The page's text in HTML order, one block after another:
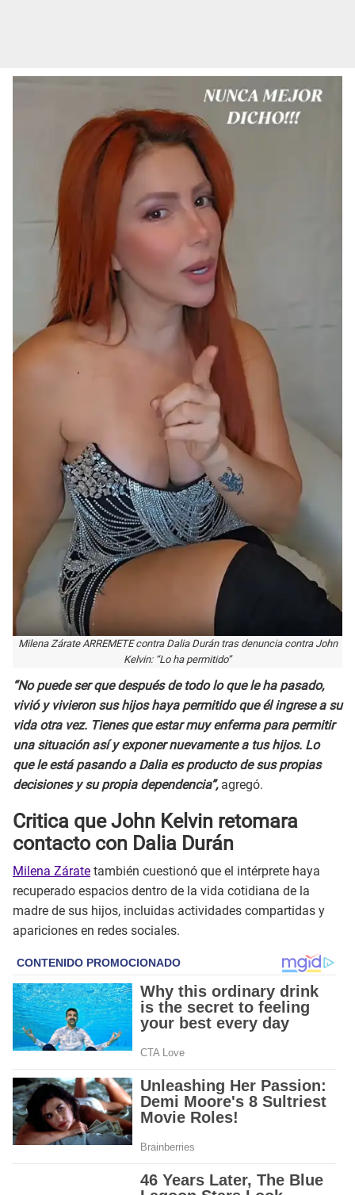
Milena Zárate ARREMETE contra Dalia Durán tras denuncia contra John
Kelvin: “Lo ha permitido”
“No puede ser que después de todo lo que le ha pasado,
vivió y vivieron sus hijos haya permitido que él ingrese a su
vida otra vez. Tienes que estar muy enferma para permitir
una situación así y exponer nuevamente a tus hijos. Lo
que le está pasando a Dalia es producto de sus propias
decisiones y su propia dependencia”,agregó.
Critica que John Kelvin retomara
contacto con Dalia Durán
Milena Zárate también cuestionó que el intérprete haya
recuperado espacios dentro de la vida cotidiana de la
madre de sus hijos, incluidas actividades compartidas y
apariciones en redes sociales.